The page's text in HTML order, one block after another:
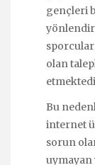
gençleri
olan
Bu
internet
sorun
uymayan